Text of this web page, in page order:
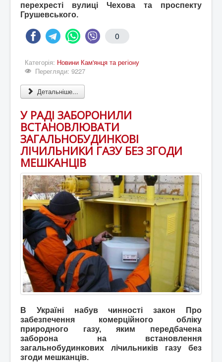
перехресті вулиці Чехова та проспекту
Грушевського.
0
Категорія: Новини Кам'янця та регіону
Перегляди: 9227
Детальніше...
У РАДІ ЗАБОРОНИЛИ
ВСТАНОВЛЮВАТИ
ЗАГАЛЬНОБУДИНКОВІ
ЛІЧИЛЬНИКИ ГАЗУ БЕЗ ЗГОДИ
МЕШКАНЦІВ
В Україні набув чинності закон Про
забезпечення комерційного обліку
природного газу, яким передбачена
заборона на встановлення
загальнобудинкових лічильників газу без
згоди мешканців.